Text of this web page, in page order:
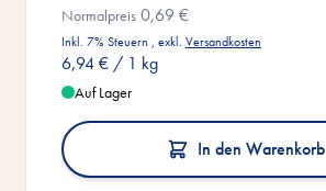
Normalpreis 0,69 €
Inkl. 7% Steuern , exkl. Versandkosten
6,94 € / 1 kg
Auf Lager
In den Warenkorb